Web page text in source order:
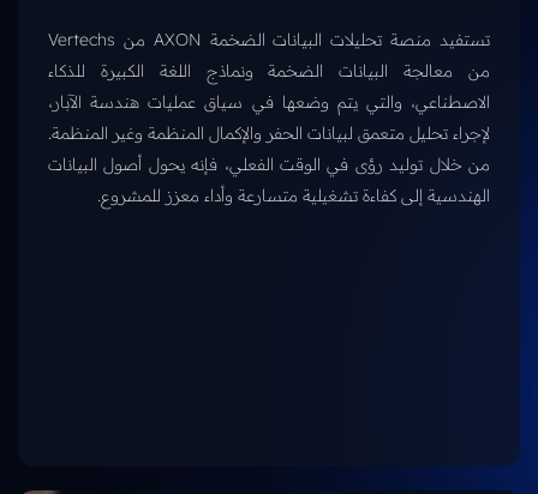
تستفيد منصة تحليلات البيانات الضخمة AXON من Vertechs
من معالجة البيانات الضخمة ونماذج اللغة الكبيرة للذكاء
الاصطناعي، والتي يتم وضعها في سياق عمليات هندسة الآبار،
لإجراء تحليل متعمق لبيانات الحفر والإكمال المنظمة وغير المنظمة.
من خلال توليد رؤى في الوقت الفعلي، فإنه يحول أصول البيانات
الهندسية إلى كفاءة تشغيلية متسارعة وأداء معزز للمشروع.